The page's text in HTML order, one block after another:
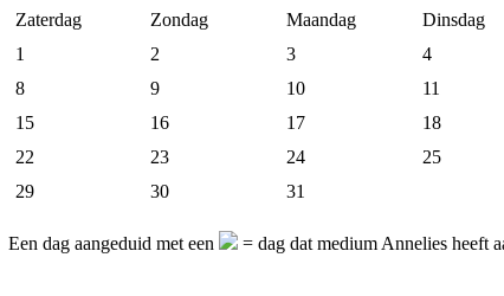
Zaterdag Zondag Maandag Dinsdag
1
2 3 4
8
9 10 11
15
16 17 18
22
23 24 25
29
30 31
Een dag aangeduid met een = dag dat medium Annelies heeft